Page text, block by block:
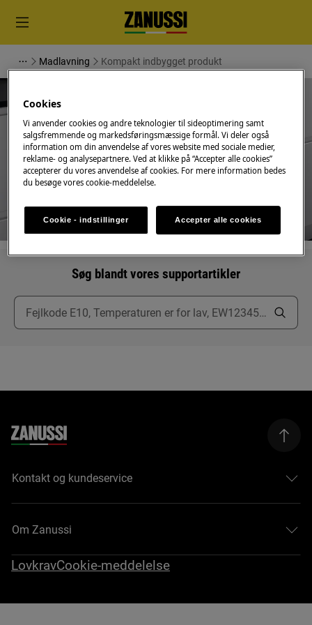
Madlavning Kompakt indbygget produkt
Support til Kompakt indbygget
produkt
Søg blandt vores supportartikler
Kontakt og kundeservice
Om Zanussi
LovkravCookie-meddelelse
Cookies
Vi anvender cookies og andre teknologier til sideoptimering samt
salgsfremmende og markedsføringsmæssige formål. Vi deler også
information om din anvendelse af vores website med sociale medier,
reklame- og analysepartnere. Ved at klikke på “Accepter alle cookies”
accepterer du vores anvendelse af cookies. For mere information bedes
du besøge vores cookie-meddelelse.
Cookie - indstillinger Accepter alle cookies